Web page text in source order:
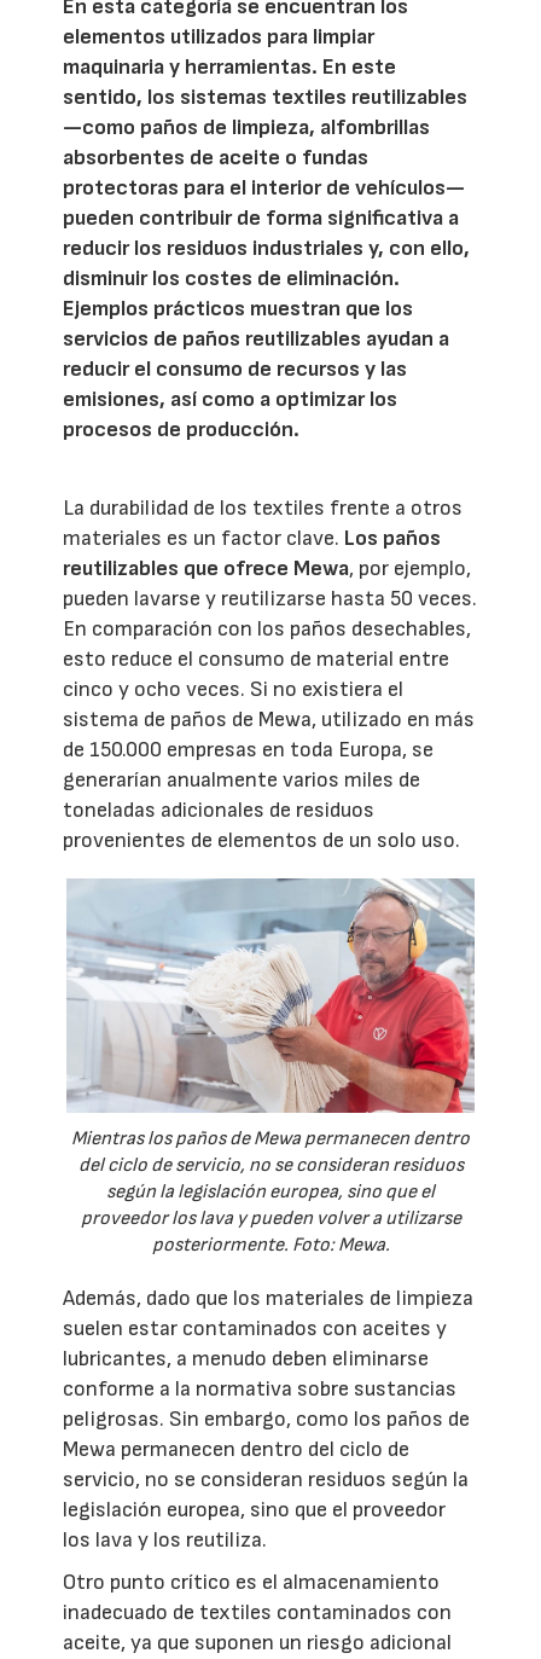
En esta categoría se encuentran los
elementos utilizados para limpiar
maquinaria y herramientas. En este
sentido, los sistemas textiles reutilizables
—como paños de limpieza, alfombrillas
absorbentes de aceite o fundas
protectoras para el interior de vehículos—
pueden contribuir de forma significativa a
reducir los residuos industriales y, con ello,
disminuir los costes de eliminación.
Ejemplos prácticos muestran que los
servicios de paños reutilizables ayudan a
reducir el consumo de recursos y las
emisiones, así como a optimizar los
procesos de producción.
La durabilidad de los textiles frente a otros
materiales es un factor clave. Los paños
reutilizables que ofrece Mewa, por ejemplo,
pueden lavarse y reutilizarse hasta 50 veces.
En comparación con los paños desechables,
esto reduce el consumo de material entre
cinco y ocho veces. Si no existiera el
sistema de paños de Mewa, utilizado en más
de 150.000 empresas en toda Europa, se
generarían anualmente varios miles de
toneladas adicionales de residuos
provenientes de elementos de un solo uso.
Mientras los paños de Mewa permanecen dentro
del ciclo de servicio, no se consideran residuos
según la legislación europea, sino que el
proveedor los lava y pueden volver a utilizarse
posteriormente. Foto: Mewa.
Además, dado que los materiales de limpieza
suelen estar contaminados con aceites y
lubricantes, a menudo deben eliminarse
conforme a la normativa sobre sustancias
peligrosas. Sin embargo, como los paños de
Mewa permanecen dentro del ciclo de
servicio, no se consideran residuos según la
legislación europea, sino que el proveedor
los lava y los reutiliza.
Otro punto crítico es el almacenamiento
inadecuado de textiles contaminados con
aceite, ya que suponen un riesgo adicional